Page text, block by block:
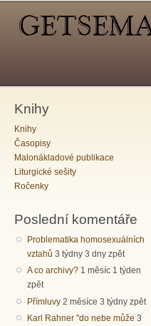
Knihy
Knihy
Časopisy
Malonákladové publikace
Liturgické sešity
Ročenky
Poslední komentáře
Problematika homosexuálních
vztahů 3 týdny 3 dny zpět
A co archivy? 1 měsíc 1 týden
zpět
Přímluvy 2 měsíce 3 týdny zpět
Karl Rahner "do nebe může 3